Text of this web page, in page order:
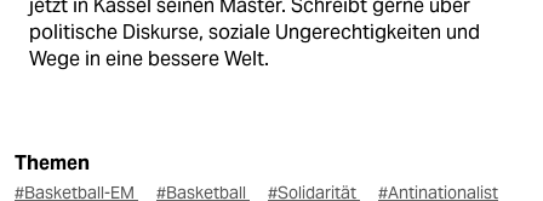
jetzt in Kassel seinen Master. Schreibt gerne über
politische Diskurse, soziale Ungerechtigkeiten und
Wege in eine bessere Welt.
Themen
#Basketball-EM #Basketball #Solidarität
#Antinationalist